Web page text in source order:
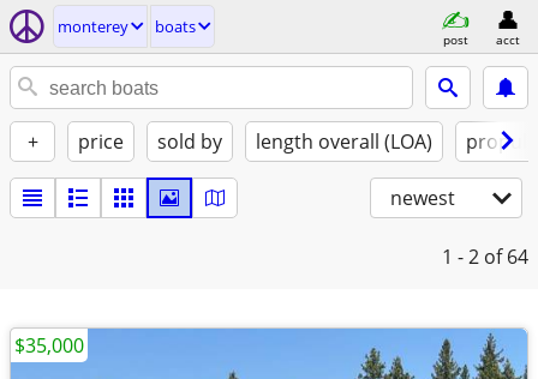
monterey boats
post acct
+ price sold by length overall (LOA)
newest
1 - 2 of 64
$35,000